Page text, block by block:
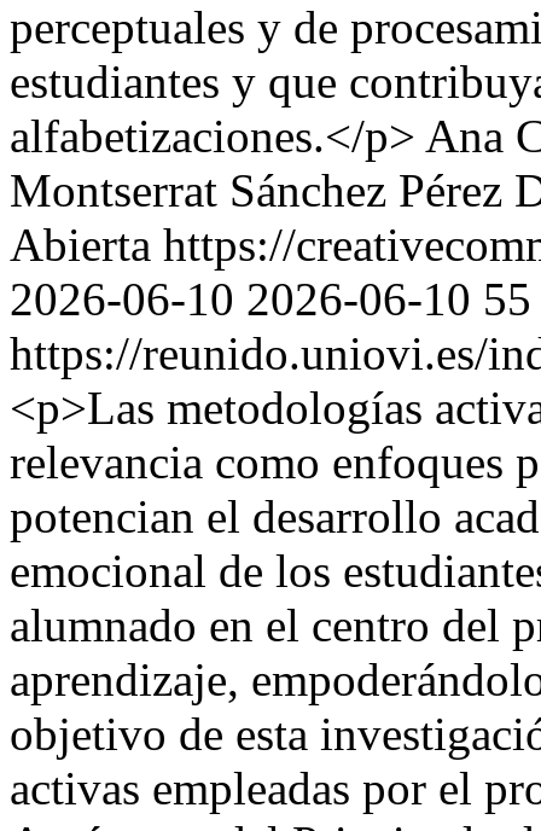
perceptuales y de
estudiantes y que
alfabetizaciones.</p> Ana
Montserrat Sánchez Pérez
Abierta https://
2026-06-10 2026-06-10 55
https://reunido.uniovi.es/
<p>Las metodologías
relevancia como enfoques
potencian el desarrollo
emocional de los
alumnado en el centro del
aprendizaje,
objetivo de esta
activas empleadas por el